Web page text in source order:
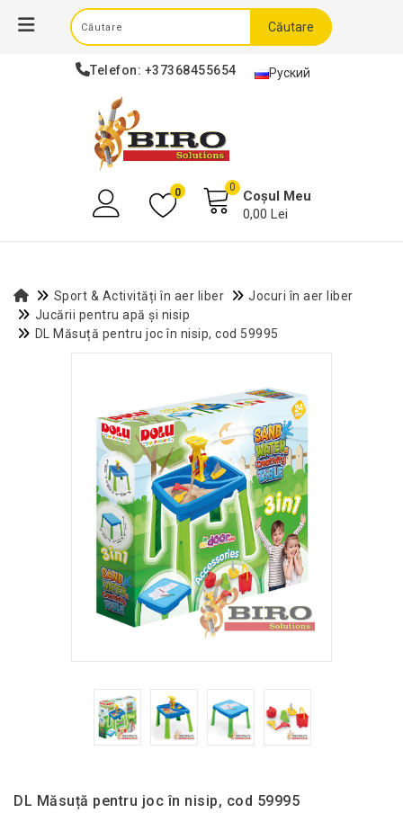
Telefon: +37368455654 Руский
Căutare
0 0
Coșul Meu
0,00 Lei
Sport & Activități în aer liber
Jocuri în aer liber
Jucării pentru apă și nisip
DL Măsuță pentru joc în nisip, cod 59995
DL Măsuță pentru joc în nisip, cod 59995